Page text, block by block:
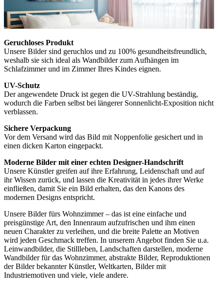
Geruchloses Produkt
Unsere Bilder sind geruchlos und zu 100% gesundheitsfreundlich,
weshalb sie sich ideal als Wandbilder zum Aufhängen im
Schlafzimmer und im Zimmer Ihres Kindes eignen.
UV-Schutz
Der angewendete Druck ist gegen die UV-Strahlung beständig,
wodurch die Farben selbst bei längerer Sonnenlicht-Exposition nicht
verblassen.
Sichere Verpackung
Vor dem Versand wird das Bild mit Noppenfolie gesichert und in
einen dicken Karton eingepackt.
Moderne Bilder mit einer echten Designer-Handschrift
Unsere Künstler greifen auf ihre Erfahrung, Leidenschaft und auf
ihr Wissen zurück, und lassen die Kreativität in jedes ihrer Werke
einfließen, damit Sie ein Bild erhalten, das den Kanons des
modernen Designs entspricht.
Unsere Bilder fürs Wohnzimmer – das ist eine einfache und
preisgünstige Art, den Innenraum aufzufrischen und ihm einen
neuen Charakter zu verleihen, und die breite Palette an Motiven
wird jeden Geschmack treffen. In unserem Angebot finden Sie u.a.
Leinwandbilder, die Stillleben, Landschaften darstellen, moderne
Wandbilder für das Wohnzimmer, abstrakte Bilder, Reproduktionen
der Bilder bekannter Künstler, Weltkarten, Bilder mit
Industriemotiven und viele, viele andere.